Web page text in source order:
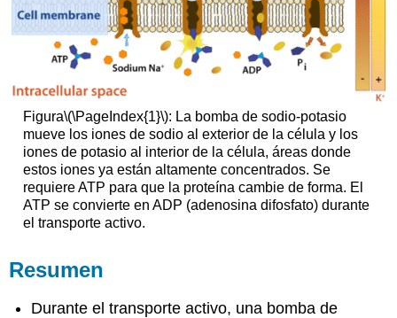
Figura\(\PageIndex{1}\): La bomba de sodio-potasio
mueve los iones de sodio al exterior de la célula y los
iones de potasio al interior de la célula, áreas donde
estos iones ya están altamente concentrados. Se
requiere ATP para que la proteína cambie de forma. El
ATP se convierte en ADP (adenosina difosfato) durante
el transporte activo.
Resumen
Durante el transporte activo, una bomba de